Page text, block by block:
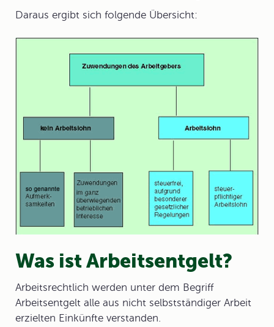
Daraus ergibt sich folgende Übersicht:
Was ist Arbeitsentgelt?
Arbeitsrechtlich werden unter dem Begriff
Arbeitsentgelt alle aus nicht selbstständiger Arbeit
erzielten Einkünfte verstanden.